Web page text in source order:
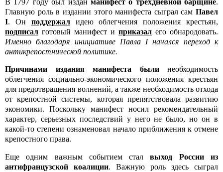
Главную роль в издании этого манифеста сыграл сам Павел
I. Он поддержалидею облегчения положения крестьян,
подписал готовый манифест и приказал его обнародовать.
Именно благодаря инициативе Павла I начался переход к
антикрепостнической политике.
Причинами издания манифеста былинеобходимость
облегчения социально-экономического положения крестьян
для предотвращения волнений, а также необходимость отхода
от крепостной системы, которая препятствовала развитию
экономики. Поскольку манифест носил рекомендательный
характер, серьезных последствий у него не было, но он в
какой-то степени ознаменовал начало приближения к отмене
крепостного права.
Еще одним важным событием сталвыход России из
антифранцузской коалиции. Важную роль здесь сыграл